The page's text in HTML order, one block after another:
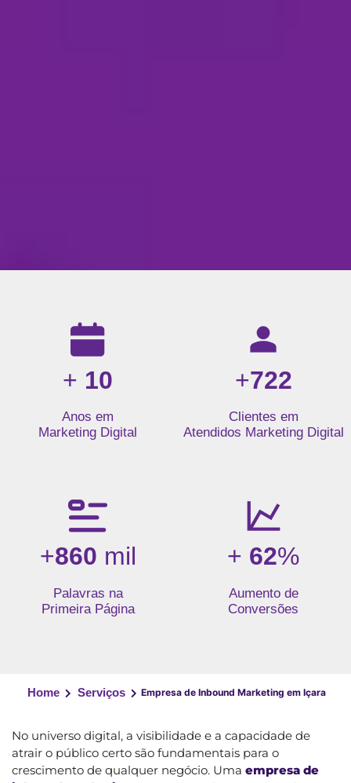
Resultados da nossa agência de marketing digital: mais
+ 10
Anos em
Marketing Digital
+722
Clientes em
Atendidos Marketing Digital
+860 mil
Palavras na
Primeira Página
+ 62%
Aumento de
Conversões
Home Serviços Empresa de Inbound Marketing em Içara
No universo digital, a visibilidade e a capacidade de
atrair o público certo são fundamentais para o
crescimento de qualquer negócio. Uma empresa de